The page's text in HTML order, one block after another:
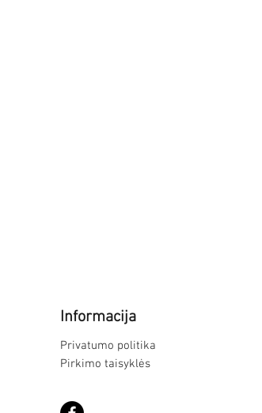
Informacija
Privatumo politika
Pirkimo taisyklės